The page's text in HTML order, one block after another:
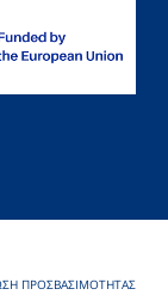
ΠΡΟΣΒΑΣΙΜΟΤΗΤΑΣ